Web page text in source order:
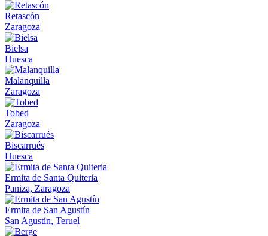
Retascón
Zaragoza
Bielsa
Huesca
Malanquilla
Zaragoza
Tobed
Zaragoza
Biscarrués
Huesca
Ermita de Santa Quiteria
Paniza, Zaragoza
Ermita de San Agustín
San Agustín, Teruel